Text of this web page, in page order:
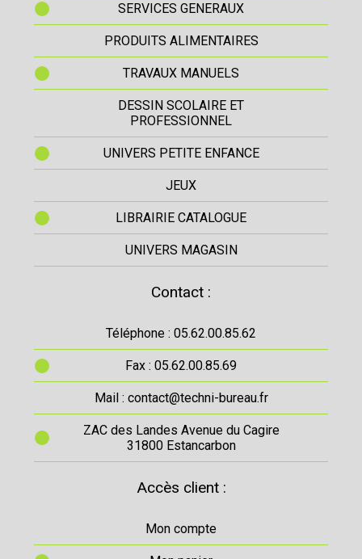
SERVICES GENERAUX
PRODUITS ALIMENTAIRES
TRAVAUX MANUELS
DESSIN SCOLAIRE ET
PROFESSIONNEL
UNIVERS PETITE ENFANCE
JEUX
LIBRAIRIE CATALOGUE
UNIVERS MAGASIN
Contact :
Téléphone : 05.62.00.85.62
Fax : 05.62.00.85.69
Mail : contact@techni-bureau.fr
ZAC des Landes Avenue du Cagire
31800 Estancarbon
Accès client :
Mon compte